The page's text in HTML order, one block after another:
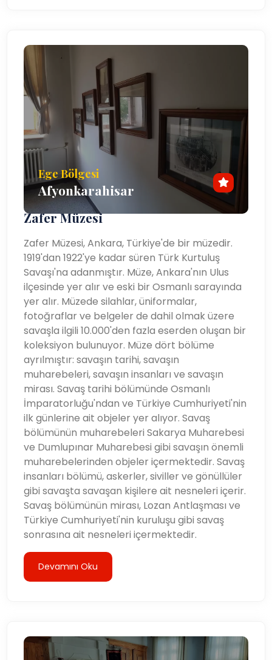
Ege Bölgesi
Afyonkarahisar
Zafer Müzesi
Zafer Müzesi, Ankara, Türkiye'de bir müzedir.
1919'dan 1922'ye kadar süren Türk Kurtuluş
Savaşı'na adanmıştır. Müze, Ankara'nın Ulus
ilçesinde yer alır ve eski bir Osmanlı sarayında
yer alır. Müzede silahlar, üniformalar,
fotoğraflar ve belgeler de dahil olmak üzere
savaşla ilgili 10.000'den fazla eserden oluşan bir
koleksiyon bulunuyor. Müze dört bölüme
ayrılmıştır: savaşın tarihi, savaşın
muharebeleri, savaşın insanları ve savaşın
mirası. Savaş tarihi bölümünde Osmanlı
İmparatorluğu'ndan ve Türkiye Cumhuriyeti'nin
ilk günlerine ait objeler yer alıyor. Savaş
bölümünün muharebeleri Sakarya Muharebesi
ve Dumlupınar Muharebesi gibi savaşın önemli
muharebelerinden objeler içermektedir. Savaş
insanları bölümü, askerler, siviller ve gönüllüler
gibi savaşta savaşan kişilere ait nesneleri içerir.
Savaş bölümünün mirası, Lozan Antlaşması ve
Türkiye Cumhuriyeti'nin kuruluşu gibi savaş
sonrasına ait nesneleri içermektedir.
Devamını Oku